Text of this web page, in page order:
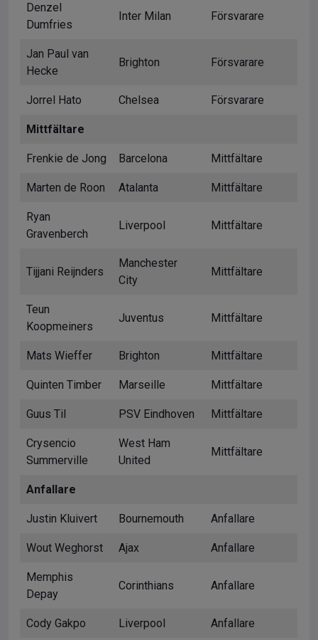
Denzel
Dumfries
Inter Milan Försvarare
Jan Paul van
Hecke
Brighton Försvarare
Jorrel Hato Chelsea Försvarare
Mittfältare
Frenkie de Jong Barcelona Mittfältare
Marten de Roon Atalanta Mittfältare
Ryan
Gravenberch
Liverpool Mittfältare
Tijjani Reijnders
Manchester
City
Mittfältare
Teun
Koopmeiners
Juventus Mittfältare
Mats Wieffer Brighton Mittfältare
Quinten Timber Marseille Mittfältare
Guus Til PSV Eindhoven Mittfältare
Crysencio
Summerville
West Ham
United
Mittfältare
Anfallare
Justin Kluivert Bournemouth Anfallare
Wout Weghorst Ajax Anfallare
Memphis
Depay
Corinthians Anfallare
Cody Gakpo Liverpool Anfallare